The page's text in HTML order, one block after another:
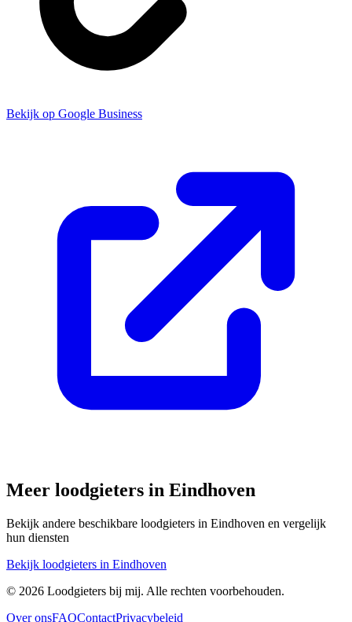
Bekijk op Google Business
Meer loodgieters in Eindhoven
Bekijk andere beschikbare loodgieters in Eindhoven en vergelijk
hun diensten
Bekijk loodgieters in Eindhoven
© 2026 Loodgieters bij mij. Alle rechten voorbehouden.
Over onsFAQContactPrivacybeleid